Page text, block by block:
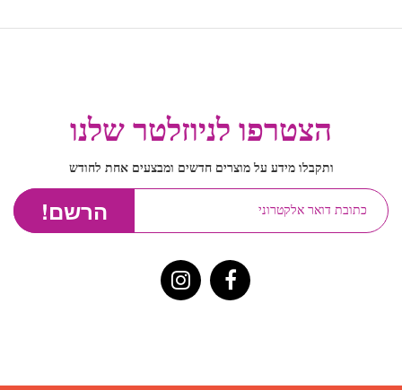
הצטרפו לניוזלטר שלנו
ותקבלו מידע על מוצרים חדשים ומבצעים אחת לחודש